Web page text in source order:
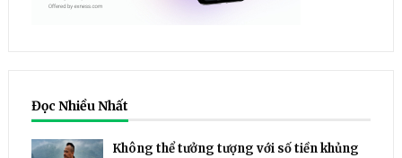
Đọc Nhiều Nhất
Không thể tưởng tượng với số tiền khủng